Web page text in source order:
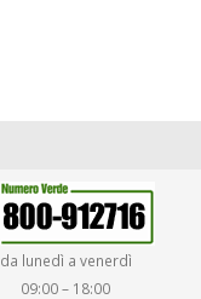
da lunedì a venerdì
09:00 – 18:00